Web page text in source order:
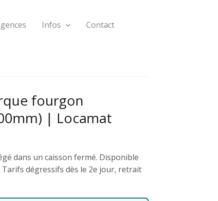
Infos Contact
fourgon
| Locamat
dans un caisson fermé. Disponible
dégressifs dès le 2e jour, retrait